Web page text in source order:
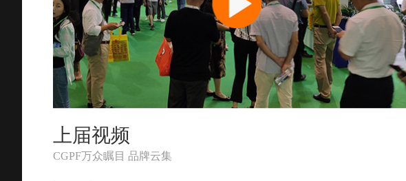
上届视频
CGPF万众瞩目 品牌云集